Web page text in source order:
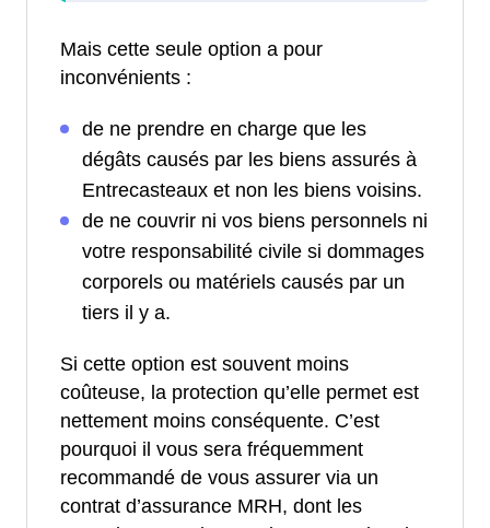
Mais cette seule option a pour
inconvénients :
de ne prendre en charge que les
dégâts causés par les biens assurés à
Entrecasteaux et non les biens voisins.
de ne couvrir ni vos biens personnels ni
votre responsabilité civile si dommages
corporels ou matériels causés par un
tiers il y a.
Si cette option est souvent moins
coûteuse, la protection qu’elle permet est
nettement moins conséquente. C’est
pourquoi il vous sera fréquemment
recommandé de vous assurer via un
contrat d’assurance MRH, dont les